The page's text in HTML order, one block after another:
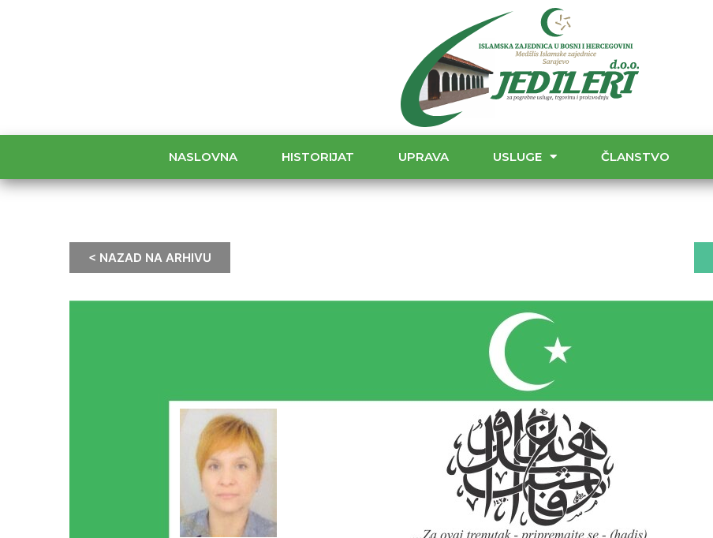
NASLOVNA HISTORIJAT UPRAVA USLUGE ČLANSTVO
< NAZAD NA ARHIVU